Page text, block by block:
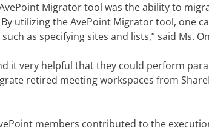
Migrator tool was the ability to
utilizing the AvePoint Migrator tool, one
as specifying sites and lists,” said Ms.
it very helpful that they could perform
retired meeting workspaces from
members contributed to the